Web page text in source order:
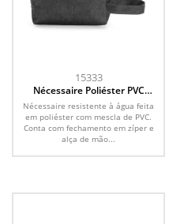
15333
Nécessaire Poliéster PVC
Mescla
Nécessaire resistente à água feita
em poliéster com mescla de PVC.
Conta com fechamento em zíper e
alça de mão...